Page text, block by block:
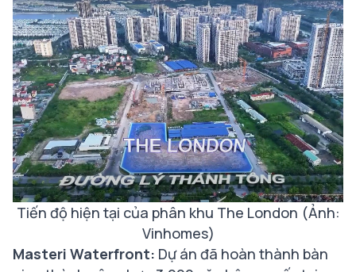
Tiến độ hiện tại của phân khu The London (Ảnh:
Vinhomes)
Masteri Waterfront: Dự án đã hoàn thành bàn